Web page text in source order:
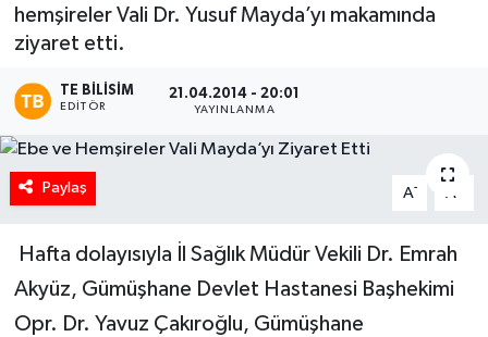
hemşireler Vali Dr. Yusuf Mayda’yı makamında
ziyaret etti.
TE BILISIM
EDITÖR
21.04.2014 - 20:01
YAYINLANMA
Paylaş A- A
Hafta dolayısıyla İl Sağlık Müdür Vekili Dr. Emrah
Akyüz, Gümüşhane Devlet Hastanesi Başhekimi
Opr. Dr. Yavuz Çakıroğlu, Gümüşhane